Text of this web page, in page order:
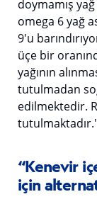
doymamış
omega 6 yağ
9'u
üçe bir
yağının
tutulmadan
edilmektedir.
“Kenevir
için